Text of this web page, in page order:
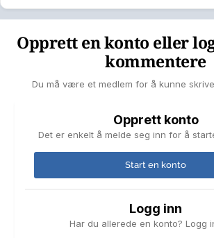
Opprett en konto eller
kommentere
Du må være et medlem for å kunne
Opprett konto
Det er enkelt å melde seg inn for å
Start en konto
Logg inn
Har du allerede en konto? Logg